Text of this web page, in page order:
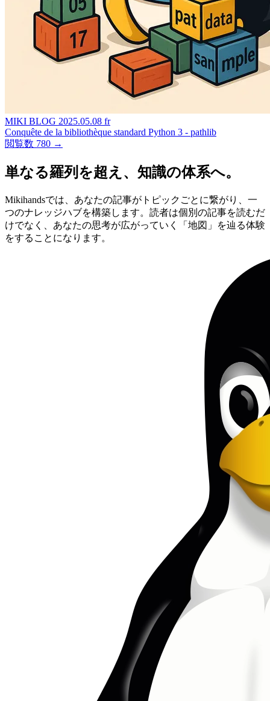
MIKI BLOG 2025.05.08 fr
Conquête de la bibliothèque standard Python 3 - pathlib
閲覧数 780 →
単なる羅列を超え、知識の体系へ。
Mikihandsでは、あなたの記事がトピックごとに繋がり、一
つのナレッジハブを構築します。読者は個別の記事を読むだ
けでなく、あなたの思考が広がっていく「地図」を辿る体験
をすることになります。